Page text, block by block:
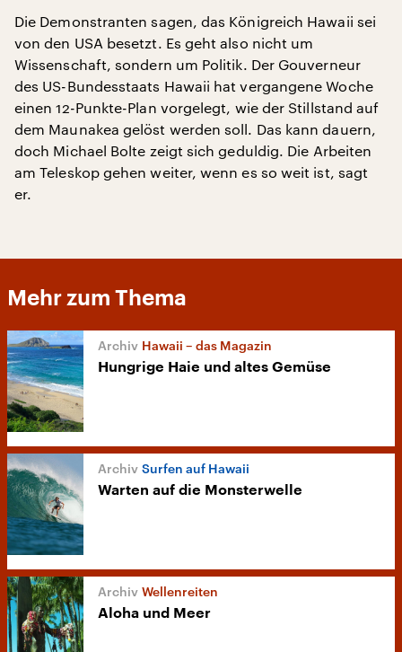
Die Demonstranten sagen, das Königreich Hawaii sei
von den USA besetzt. Es geht also nicht um
Wissenschaft, sondern um Politik. Der Gouverneur
des US-Bundesstaats Hawaii hat vergangene Woche
einen 12-Punkte-Plan vorgelegt, wie der Stillstand auf
dem Maunakea gelöst werden soll. Das kann dauern,
doch Michael Bolte zeigt sich geduldig. Die Arbeiten
am Teleskop gehen weiter, wenn es so weit ist, sagt
er.
Mehr zum Thema
Hawaii – das Magazin
Hungrige Haie und altes Gemüse
Surfen auf Hawaii
Warten auf die Monsterwelle
Wellenreiten
Aloha und Meer